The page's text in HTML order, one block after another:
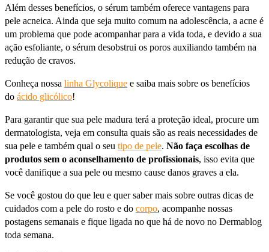
Além desses benefícios, o sérum também oferece vantagens para
pele acneica. Ainda que seja muito comum na adolescência, a acne é
um problema que pode acompanhar para a vida toda, e devido a sua
ação esfoliante, o sérum desobstrui os poros auxiliando também na
redução de cravos.
Conheça nossa linha Glycolique e saiba mais sobre os benefícios
do ácido glicólico!
Para garantir que sua pele madura terá a proteção ideal, procure um
dermatologista, veja em consulta quais são as reais necessidades de
sua pele e também qual o seu tipo de pele. Não faça escolhas de
produtos sem o aconselhamento de profissionais, isso evita que
você danifique a sua pele ou mesmo cause danos graves a ela.
Se você gostou do que leu e quer saber mais sobre outras dicas de
cuidados com a pele do rosto e do corpo, acompanhe nossas
postagens semanais e fique ligada no que há de novo no Dermablog
toda semana.